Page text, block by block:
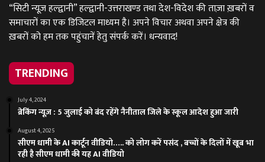
“सिटी न्यूज़ हल्द्वानी” हल्द्वानी-उत्तराखण्ड तथा देश-विदेश की ताज़ा ख़बरों व
समाचारों का एक डिजिटल माध्यम है। अपने विचार अथवा अपने क्षेत्र की
ख़बरों को हम तक पहुंचानें हेतु संपर्क करें। धन्यवाद!
TRENDING
July 4, 2024
ब्रेकिंग न्यूज़ : 5 जुलाई को बंद रहेंगे नैनीताल जिले के स्कूल आदेश हुआ जारी
August 4, 2025
सीएम धामी के AI कार्टून वीडियो….. को लोग करें पसंद , बच्चों के दिलों में खूब भा
रही है सीएम धामी की यह AI वीडियो